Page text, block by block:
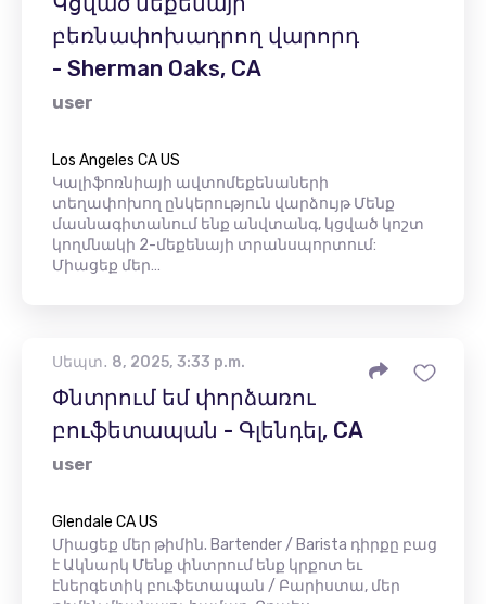
բեռնափոխադրող վարորդ
- Sherman Oaks, CA
user
Los Angeles CA US
Կալիֆոռնիայի ավտոմեքենաների
տեղափոխող ընկերություն վարձույթ Մենք
մասնագիտանում ենք անվտանգ, կցված կոշտ
կողմնակի 2-մեքենայի տրանսպորտում:
Միացեք մեր…
Սեպտ․ 8, 2025, 3:33 p.m.
Փնտրում եմ փորձառու
բուֆետապան - Գլենդել, CA
user
Glendale CA US
Միացեք մեր թիմին. Bartender / Barista դիրքը բաց
է Ակնարկ Մենք փնտրում ենք կրքոտ եւ
էներգետիկ բուֆետապան / Բարիստա, մեր